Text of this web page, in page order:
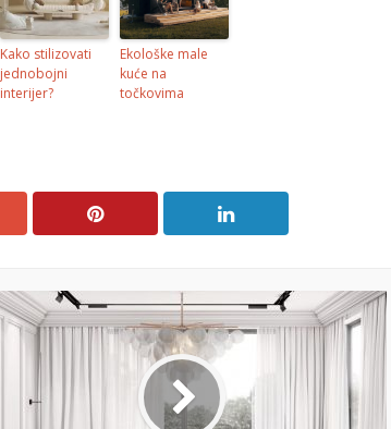
Kako stilizovati
jednobojni
interijer?
Ekološke male
kuće na
točkovima